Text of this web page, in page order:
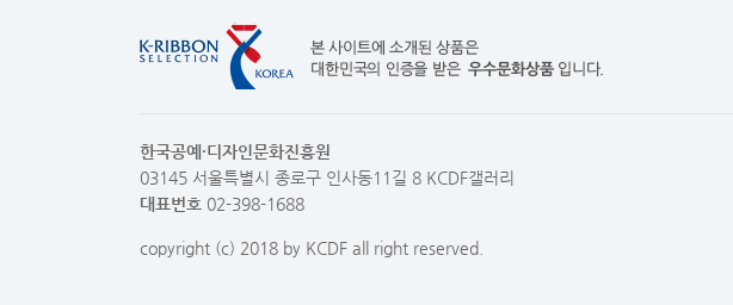
한국공예·디자인문화진흥원
03145 서울특별시 종로구 인사동11길 8 KCDF갤러리
대표번호 02-398-1688
copyright (c) 2018 by KCDF all right reserved.